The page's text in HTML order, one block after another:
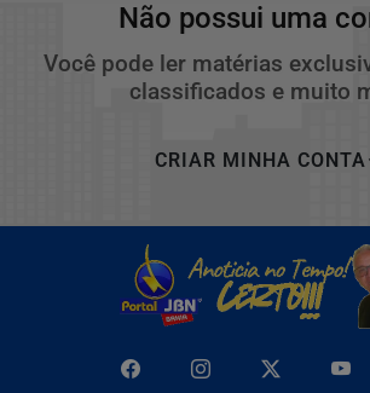
Não possui uma
Você pode ler matérias
classificados e muito
CRIAR MINHA CONTA